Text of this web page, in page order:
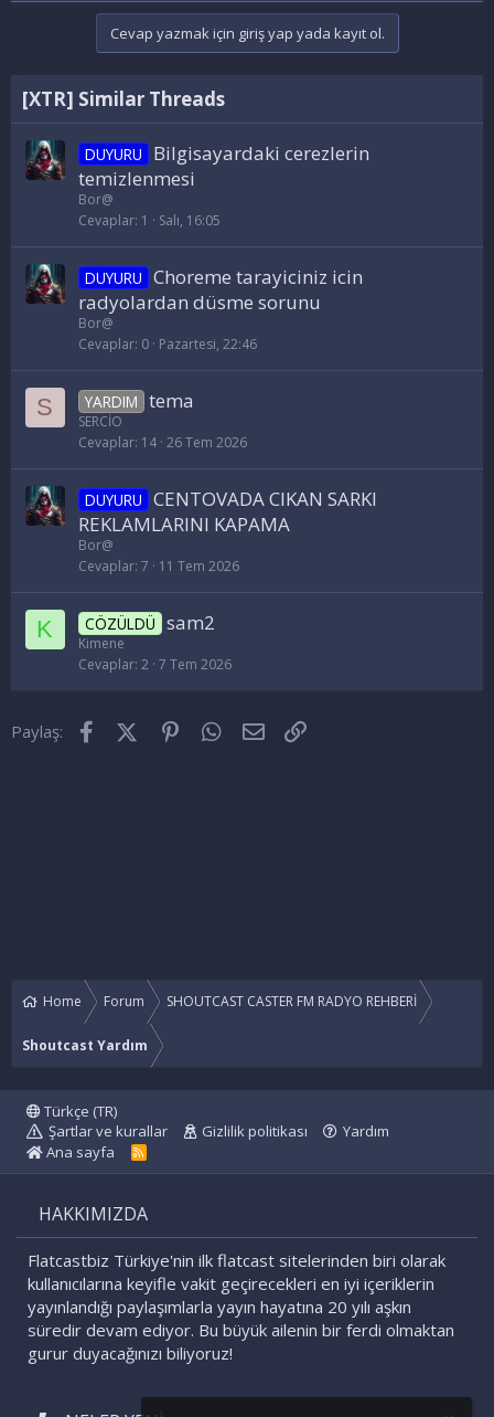
Cevap yazmak için giriş yap yada kayıt ol.
[XTR] Similar Threads
DUYURU
Bilgisayardaki cerezlerin
temizlenmesi
Bor@
Cevaplar 1 Salı, 16:05
DUYURU Choreme tarayiciniz icin
radyolardan düsme sorunu
Bor@
Cevaplar 0 Pazartesi, 22:46
S YARDIM tema
SERCİO
Cevaplar 14 26 Tem 2026
DUYURU CENTOVADA CIKAN SARKI
REKLAMLARINI KAPAMA
Bor@
Cevaplar 7 11 Tem 2026
K CÖZÜLDÜ sam2
Kimene
Cevaplar 2 7 Tem 2026
Paylaş: FacebookX (Twitter)PinterestWhatsApp
E-posta
Home Forum SHOUTCAST CASTER FM RADYO REHBERİ
Shoutcast Yardım
Türkçe (TR)
Şartlar ve kurallar
Gizlilik politikası
Yardım
Ana sayfa
R
HAKKIMIZDA
Flatcastbiz Türkiye'nin ilk flatcast sitelerinden biri olarak
kullanıcılarına keyifle vakit geçirecekleri en iyi içeriklerin
yayınlandığı paylaşımlarla yayın hayatına 20 yılı aşkın
süredir devam ediyor. Bu büyük ailenin bir ferdi olmaktan
gurur duyacağınızı biliyoruz!